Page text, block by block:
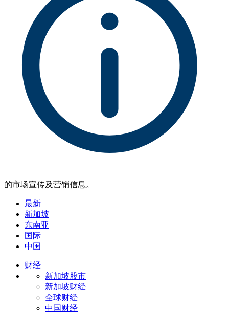
的市场宣传及营销信息。
最新
新加坡
东南亚
国际
中国
财经
新加坡股市
新加坡财经
全球财经
中国财经